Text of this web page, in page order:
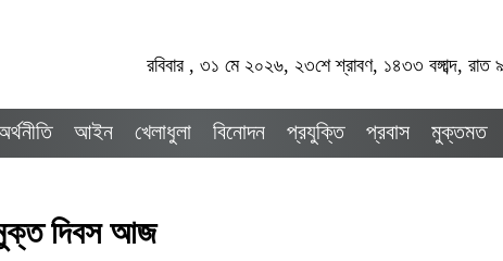
রবিবার , ৩১ মে ২০২৬, ২৩শে শ্রাবণ, ১৪৩৩ বঙ্গাব্দ, রাত
আইন খেলাধুলা বিনোদন প্রযুক্তি প্রবাস মুক্তমত
দিবস আজ